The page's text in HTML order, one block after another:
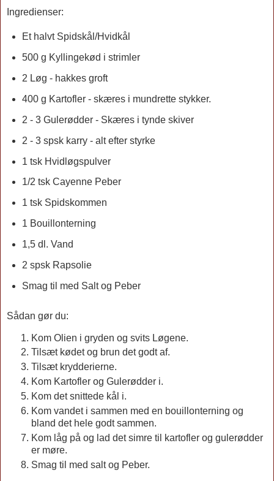
Ingredienser:
Et halvt Spidskål/Hvidkål
500 g Kyllingekød i strimler
2 Løg - hakkes groft
400 g Kartofler - skæres i mundrette stykker.
2 - 3 Gulerødder - Skæres i tynde skiver
2 - 3 spsk karry - alt efter styrke
1 tsk Hvidløgspulver
1/2 tsk Cayenne Peber
1 tsk Spidskommen
1 Bouillonterning
1,5 dl. Vand
2 spsk Rapsolie
Smag til med Salt og Peber
Sådan gør du:
Kom Olien i gryden og svits Løgene.
Tilsæt kødet og brun det godt af.
Tilsæt krydderierne.
Kom Kartofler og Gulerødder i.
Kom det snittede kål i.
Kom vandet i sammen med en bouillonterning og
bland det hele godt sammen.
Kom låg på og lad det simre til kartofler og gulerødder
er møre.
Smag til med salt og Peber.